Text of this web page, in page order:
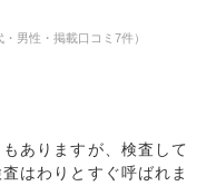
男性・掲載口コミ7件）
ありますが、検査して
はわりとすぐ呼ばれま